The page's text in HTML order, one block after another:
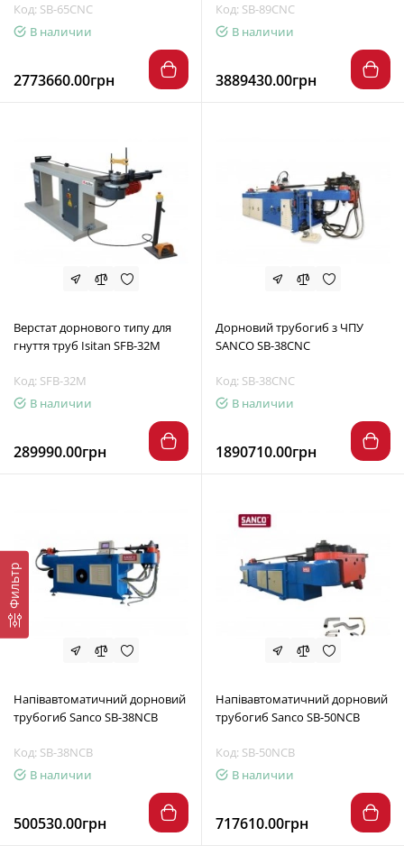
Фильтр
Код: SB-65CNC
В наличии
2773660.00грн
Код: SB-89CNC
В наличии
3889430.00грн
Верстат дорнового типу для
гнуття труб Isitan SFB-32M
Код: SFB-32M
В наличии
289990.00грн
Дорновий трубогиб з ЧПУ
SANCO SB-38CNC
Код: SB-38CNC
В наличии
1890710.00грн
Напівавтоматичний дорновий
трубогиб Sanco SB-38NCB
Код: SB-38NCB
В наличии
500530.00грн
Напівавтоматичний дорновий
трубогиб Sanco SB-50NCB
Код: SB-50NCB
В наличии
717610.00грн